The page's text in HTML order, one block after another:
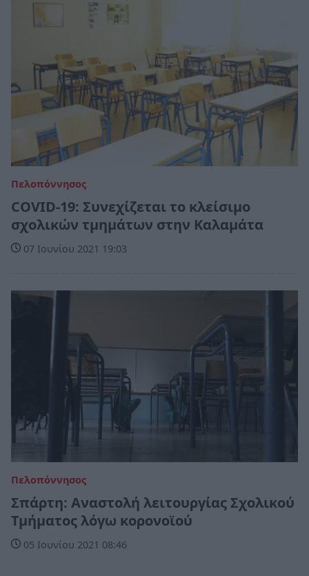
Πελοπόννησος
COVID-19: Συνεχίζεται το κλείσιμο
σχολικών τμημάτων στην Καλαμάτα
07 Ιουνίου 2021 19:03
Πελοπόννησος
Σπάρτη: Αναστολή λειτουργίας Σχολικού
Τμήματος λόγω κορονοϊού
05 Ιουνίου 2021 08:46